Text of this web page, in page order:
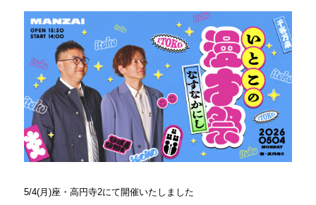
5/4(月)座・高円寺2にて開催いたしました